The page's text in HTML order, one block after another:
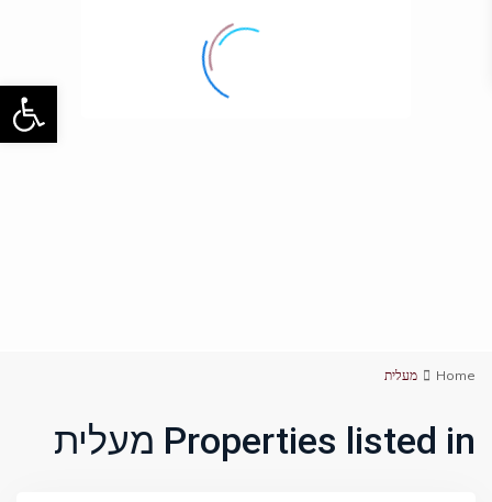
Home מעלית
Properties listed in מעלית